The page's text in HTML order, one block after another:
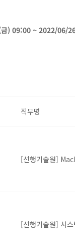
) 09:00 ~ 2022/06/
직무명
[선행기술원]
[선행기술원] 시